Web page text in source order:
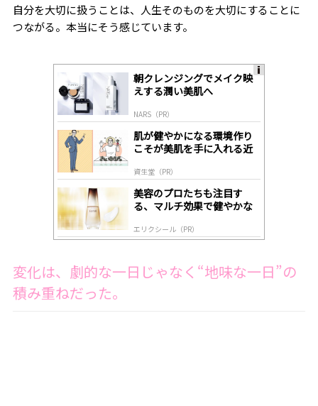
自分を大切に扱うことは、人生そのものを大切にすることに
つながる。本当にそう感じています。
朝クレンジングでメイク映
えする潤い美肌へ
NARS（PR）
肌が健やかになる環境作り
こそが美肌を手に入れる近
資生堂（PR）
美容のプロたちも注目す
る、マルチ効果で健やかな
エリクシール（PR）
変化は、劇的な一日じゃなく“地味な一日”の
積み重ねだった。